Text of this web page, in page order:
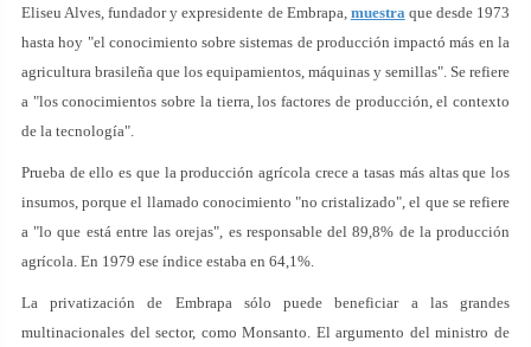
Eliseu Alves, fundador y expresidente de Embrapa, muestraque desde 1973
hasta hoy "el conocimiento sobre sistemas de producción impactó más en la
agricultura brasileña que los equipamientos, máquinas y semillas". Se refiere
a "los conocimientos sobre la tierra, los factores de producción, el contexto
de la tecnología".
Prueba de ello es que la producción agrícola crece a tasas más altas que los
insumos, porque el llamado conocimiento "no cristalizado", el que se refiere
a "lo que está entre las orejas", es responsable del 89,8% de la producción
agrícola. En 1979 ese índice estaba en 64,1%.
La privatización de Embrapa sólo puede beneficiar a las grandes
multinacionales del sector, como Monsanto. El argumento del ministro de